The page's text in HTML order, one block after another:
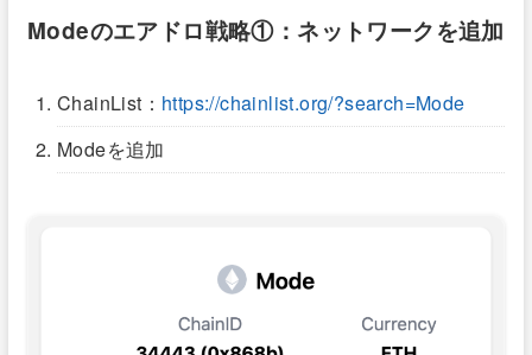
Modeのエアドロ戦略①：ネットワークを追加
ChainList： https://chainlist.org/?search=Mode
Modeを追加